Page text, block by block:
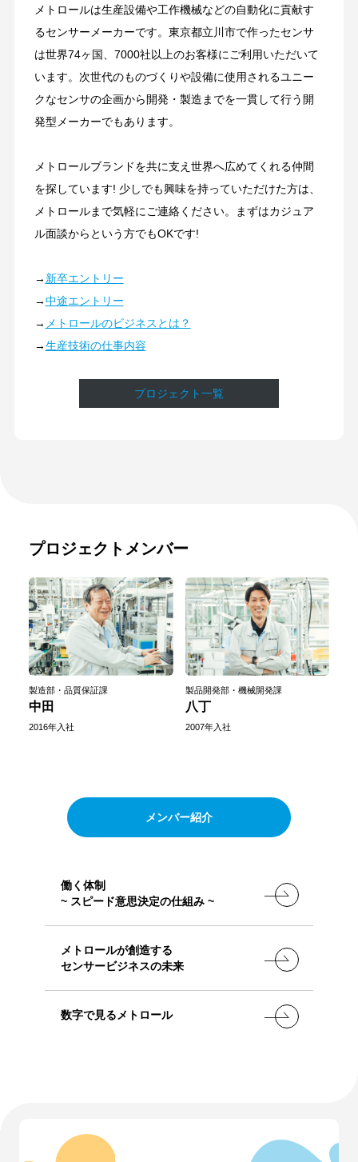
メトロールは生産設備や工作機械などの自動化に貢献す
るセンサーメーカーです。東京都立川市で作ったセンサ
は世界74ヶ国、7000社以上のお客様にご利用いただいて
います。次世代のものづくりや設備に使用されるユニー
クなセンサの企画から開発・製造までを一貫して行う開
発型メーカーでもあります。
メトロールブランドを共に支え世界へ広めてくれる仲間
を探しています! 少しでも興味を持っていただけた方は、
メトロールまで気軽にご連絡ください。まずはカジュア
ル面談からという方でもOKです!
→ 新卒エントリー
→中途エントリー
→ メトロールのビジネスとは？
→生産技術の仕事内容
プロジェクト一覧
プロジェクトメンバー
製造部・品質保証課
中田
2016年入社
製品開発部・機械開発課
八丁
2007年入社
メンバー紹介
働く体制
~ スピード意思決定の仕組み ~
メトロールが創造する
センサービジネスの未来
数字で見るメトロール